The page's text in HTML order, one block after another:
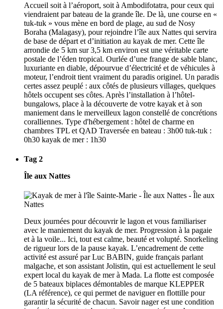
Accueil soit à l’aéroport, soit à Ambodifotatra, pour ceux qui
viendraient par bateau de la grande île. De là, une course en «
tuk-tuk » vous mène en bord de plage, au sud de Nosy
Boraha (Malagasy), pour rejoindre l’île aux Nattes qui servira
de base de départ et d’initiation au kayak de mer. Cette île
arrondie de 5 km sur 3,5 km environ est une véritable carte
postale de l’éden tropical. Ourlée d’une frange de sable blanc,
luxuriante en diable, dépourvue d’électricité et de véhicules à
moteur, l’endroit tient vraiment du paradis originel. Un paradis
certes assez peuplé : aux côtés de plusieurs villages, quelques
hôtels occupent ses côtes. Après l’installation à l’hôtel-
bungalows, place à la découverte de votre kayak et à son
maniement dans le merveilleux lagon constellé de concrétions
coralliennes. Type d'hébergement : hôtel de charme en
chambres TPL et QAD Traversée en bateau : 3h00 tuk-tuk :
0h30 kayak de mer : 1h30
Tag 2
Île aux Nattes
Deux journées pour découvrir le lagon et vous familiariser
avec le maniement du kayak de mer. Progression à la pagaie
et à la voile... Ici, tout est calme, beauté et volupté. Snorkeling
de rigueur lors de la pause kayak. L’encadrement de cette
activité est assuré par Luc BABIN, guide français parlant
malgache, et son assistant Jolistin, qui est actuellement le seul
expert local du kayak de mer à Mada. La flotte est composée
de 5 bateaux biplaces démontables de marque KLEPPER
(LA référence), ce qui permet de naviguer en flottille pour
garantir la sécurité de chacun. Savoir nager est une condition